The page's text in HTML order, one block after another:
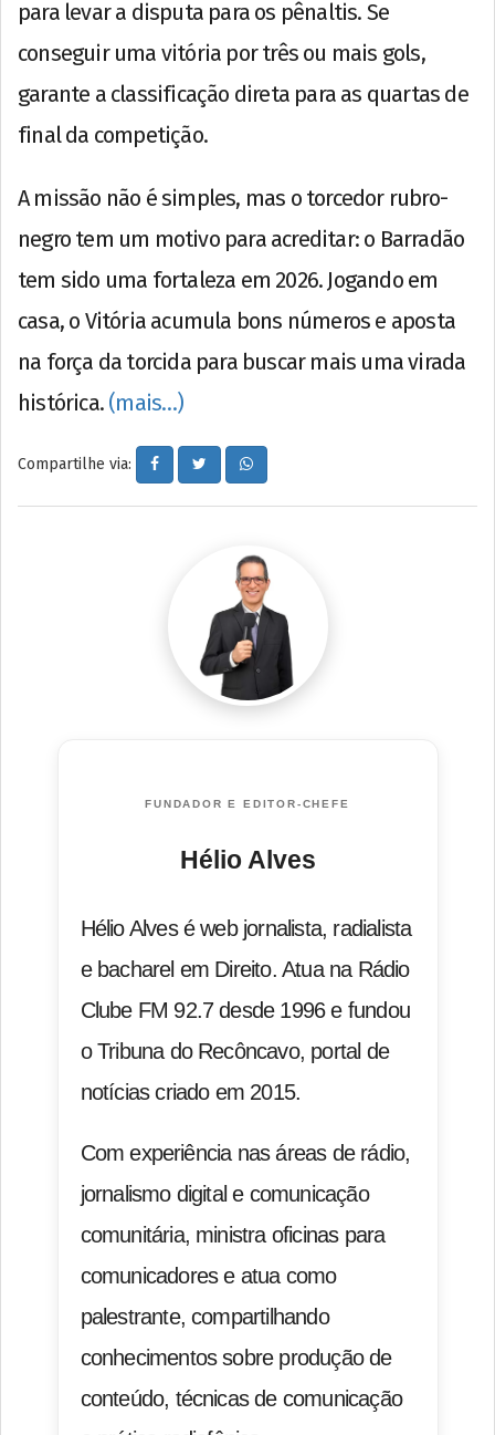
para levar a disputa para os pênaltis. Se
conseguir uma vitória por três ou mais gols,
garante a classificação direta para as quartas de
final da competição.
A missão não é simples, mas o torcedor rubro-
negro tem um motivo para acreditar: o Barradão
tem sido uma fortaleza em 2026. Jogando em
casa, o Vitória acumula bons números e aposta
na força da torcida para buscar mais uma virada
histórica. (mais…)
Compartilhe via:
FUNDADOR E EDITOR-CHEFE
Hélio Alves
Hélio Alves é web jornalista, radialista
e bacharel em Direito. Atua na Rádio
Clube FM 92.7 desde 1996 e fundou
o Tribuna do Recôncavo, portal de
notícias criado em 2015.
Com experiência nas áreas de rádio,
jornalismo digital e comunicação
comunitária, ministra oficinas para
comunicadores e atua como
palestrante, compartilhando
conhecimentos sobre produção de
conteúdo, técnicas de comunicação